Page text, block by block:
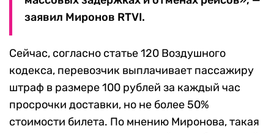
заявил Миронов RTVI.
Сейчас, согласно статье 120 Воздушного
кодекса, перевозчик выплачивает пассажиру
штраф в размере 100 рублей за каждый час
просрочки доставки, но не более 50%
стоимости билета. По мнению Миронова, такая